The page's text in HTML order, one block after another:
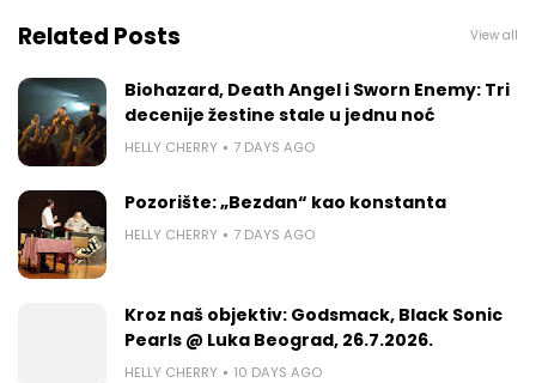
Related Posts View all
Biohazard, Death Angel i Sworn Enemy: Tri
decenije žestine stale u jednu noć
HELLY CHERRY 7 DAYS AGO
Pozorište: „Bezdan“ kao konstanta
HELLY CHERRY 7 DAYS AGO
Kroz naš objektiv: Godsmack, Black Sonic
Pearls @ Luka Beograd, 26.7.2026.
HELLY CHERRY 10 DAYS AGO